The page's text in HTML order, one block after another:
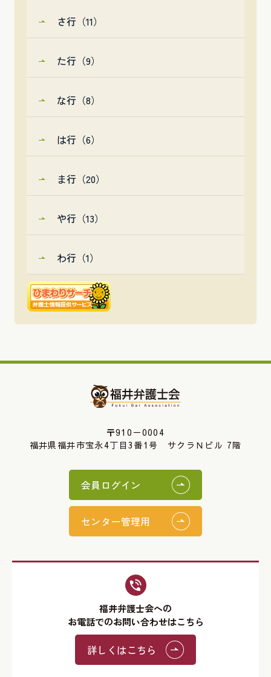
さ行（11）
た行（9）
な行（8）
は行（6）
ま行（20）
や行（13）
わ行（1）
〒910－0004
福井県福井市宝永4丁目3番1号 サクラＮビル 7階
会員ログイン
センター管理用
福井弁護士会への
お電話でのお問い合わせはこちら
詳しくはこちら